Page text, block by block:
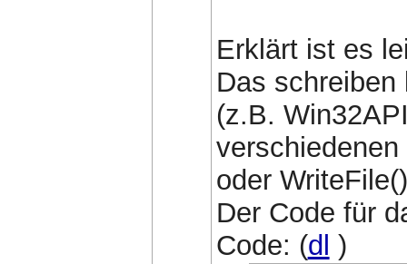
Erklärt ist es
Das
(z.B.
oder
Der Code für
Code: (dl )